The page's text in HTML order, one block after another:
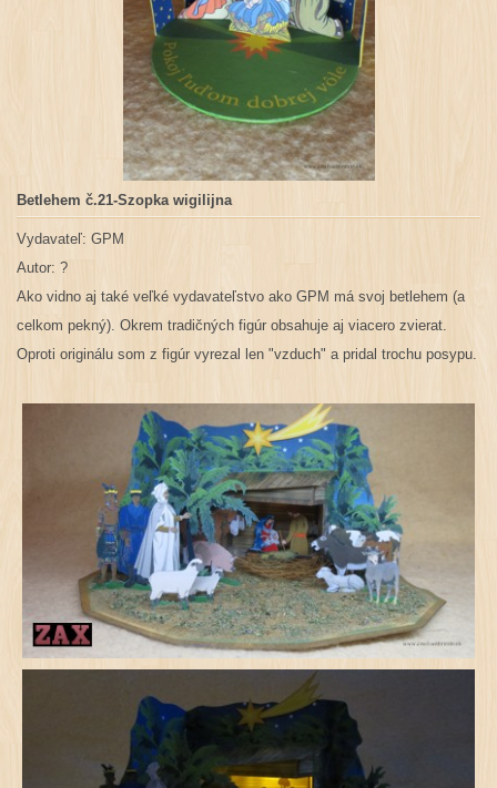
Betlehem č.21-Szopka wigilijna
Vydavateľ: GPM
Autor: ?
Ako vidno aj také veľké vydavateľstvo ako GPM má svoj betlehem (a
celkom pekný). Okrem tradičných figúr obsahuje aj viacero zvierat.
Oproti originálu som z figúr vyrezal len "vzduch" a pridal trochu posypu.